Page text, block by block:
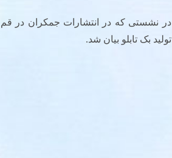
در نشستی که در انتشارات جمکران در
تولید بک تابلو بیان شد.